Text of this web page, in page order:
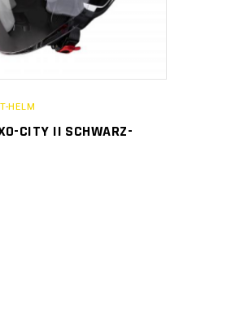
HELM
CITY II SCHWARZ-